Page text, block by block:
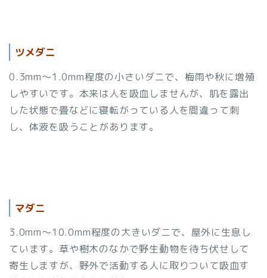
ツメダニ
0.3mm～1.0mm程度の小さいダニで、梅雨や秋に増殖
しやすいです。本来は人を吸血しませんが、肌を露出
した状態で畳などに寝転がっている人を間違って刺
し、体液を吸うことがあります。
マダニ
3.0mm～10.0mm程度の大きいダニで、屋外に生息し
ています。草や樹木のなかで野生動物を待ち伏せして
寄生しますが、野外で活動する人に取りついて吸血す